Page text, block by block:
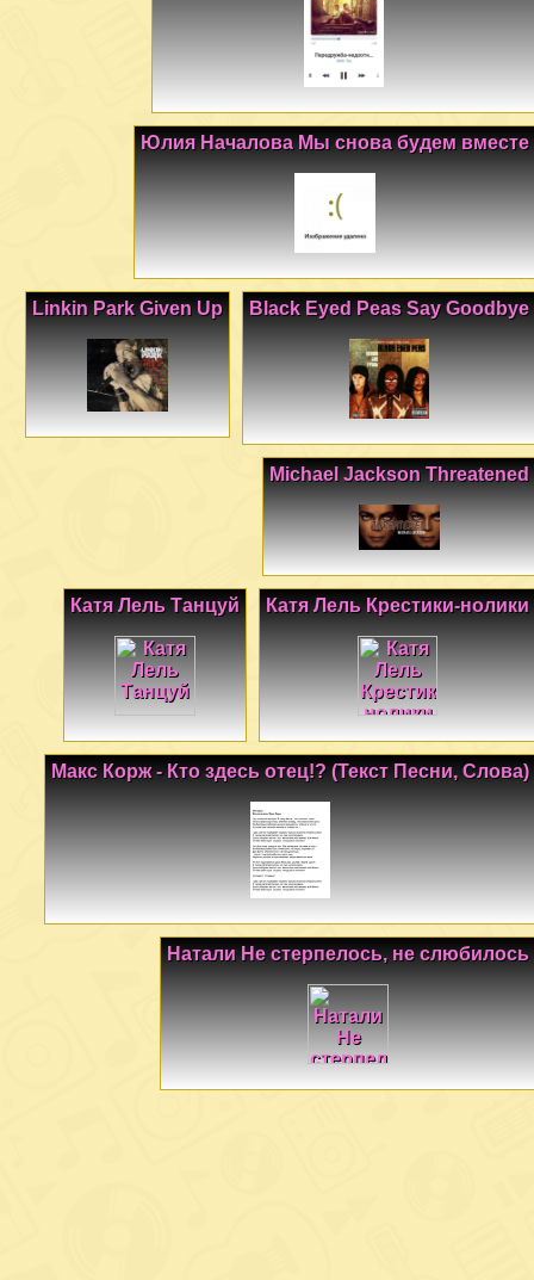
Юлия Началова Мы снова будем вместе
Black Eyed Peas Say Goodbye
Linkin Park Given Up
Michael Jackson Threatened
Катя Лель Крестики-нолики
Катя Лель Танцуй
Макс Корж - Кто здесь отец!? (Текст Песни, Слова)
Натали Не стерпелось, не слюбилось